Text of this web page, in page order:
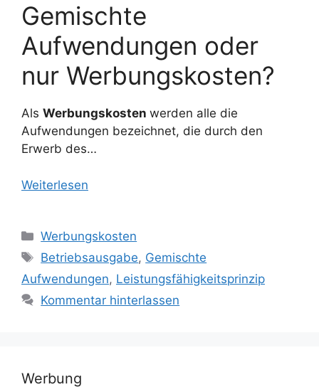
Gemischte
Aufwendungen oder
nur Werbungskosten?
Als Werbungskosten werden alle die
Aufwendungen bezeichnet, die durch den
Erwerb des…
Weiterlesen
Kategorien
Werbungskosten
Schlagwörter
Betriebsausgabe, Gemischte
Aufwendungen, Leistungsfähigkeitsprinzip
Kommentar hinterlassen
Werbung